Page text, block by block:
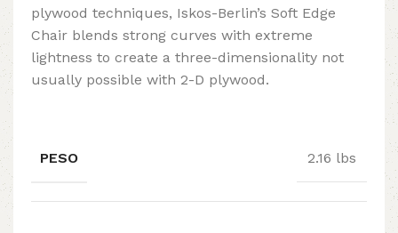
plywood techniques, Iskos-Berlin’s Soft Edge
Chair blends strong curves with extreme
lightness to create a three-dimensionality not
usually possible with 2-D plywood.
PESO 2.16 lbs